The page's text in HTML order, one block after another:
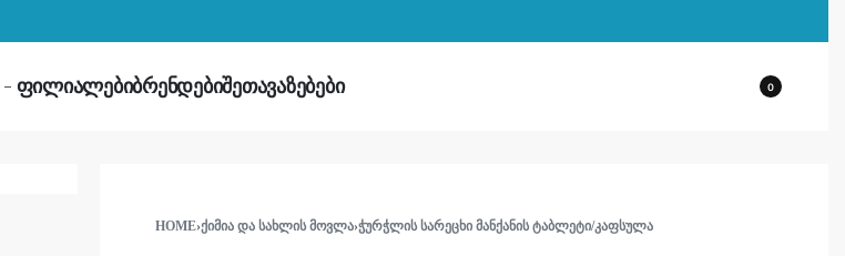
ფილიალებიბრენდებიშეთავაზებები 0
HOME›ᲥᲘᲛᲘᲐ ᲓᲐ ᲡᲐᲮᲚᲘᲡ ᲛᲝᲕᲚᲐ›ᲭᲣᲠᲭᲚᲘᲡ ᲡᲐᲠᲔᲪᲮᲘ ᲛᲐᲜᲥᲐᲜᲘᲡ ᲢᲐᲑᲚᲔᲢᲘ/ᲙᲐᲤᲡᲣᲚᲐ